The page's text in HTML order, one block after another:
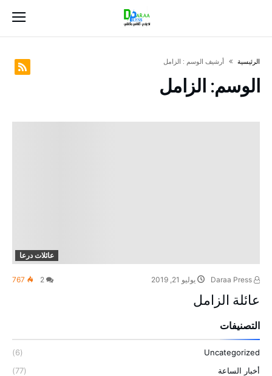
‫الرئيسية‬ ‫أرشيف الوسم :‬ الزامل
الوسم: الزامل
عائلات درعا
يوليو 21, 2019 767
عائلة الزامل
التصنيفات
Uncategorized
(6)
أخبار الساعة
(77)